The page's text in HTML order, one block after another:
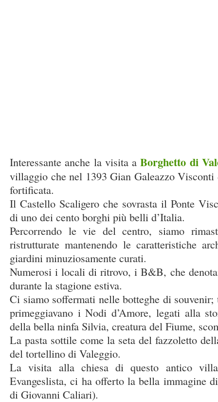
Interessante anche la visita aBorghetto di
villaggio che nel 1393 Gian Galeazzo
fortificata.
Il Castello Scaligero che sovrasta il Ponte
di uno dei cento borghi più belli d’Italia.
Percorrendo le vie del centro, siamo
ristrutturate mantenendo le caratteristiche
giardini minuziosamente curati.
Numerosi i locali di ritrovo, i B&B, che
durante la stagione estiva.
Ci siamo soffermati nelle botteghe di
primeggiavano i Nodi d’Amore, legati alla
della bella ninfa Silvia, creatura del Fiume,
La pasta sottile come la seta del fazzoletto
del tortellino di Valeggio.
La visita alla chiesa di questo antico
Evangeslista, ci ha offerto la bella immagine
di Giovanni Caliari).